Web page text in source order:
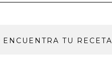
ENCUENTRA TU RECETA